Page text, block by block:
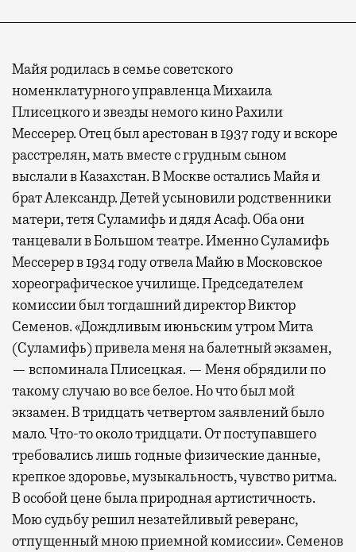
Майя родилась в семье советского
номенклатурного управленца Михаила
Плисецкого и звезды немого кино Рахили
Мессерер. Отец был арестован в 1937 году и вскоре
расстрелян, мать вместе с грудным сыном
выслали в Казахстан. В Москве остались Майя и
брат Александр. Детей усыновили родственники
матери, тетя Суламифь и дядя Асаф. Оба они
танцевали в Большом театре. Именно Суламифь
Мессерер в 1934 году отвела Майю в Московское
хореографическое училище. Председателем
комиссии был тогдашний директор Виктор
Семенов. «Дождливым июньским утром Мита
(Суламифь) привела меня на балетный экзамен,
— вспоминала Плисецкая. — Меня обрядили по
такому случаю во все белое. Но что был мой
экзамен. В тридцать четвертом заявлений было
мало. Что-то около тридцати. От поступавшего
требовались лишь годные физические данные,
крепкое здоровье, музыкальность, чувство ритма.
В особой цене была природная артистичность.
Мою судьбу решил незатейливый реверанс,
отпущенный мною приемной комиссии». Семенов